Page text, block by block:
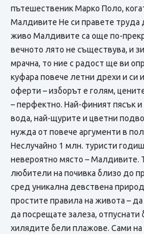
пътешественик Марко Поло,
Малдивите Не си правете труда
живо Малдивите са още по-
вечното лято не съществува, и
мрачна, то ние с радост ще ви
куфара повече летни дрехи и си
оферти – изборът е голям,
– перфектно. Най-финият пясък и
вода, най-щурите и цветни
нужда от повече аргументи в
Неслучайно 1 млн. туристи
невероятно място – Малдивите.
любители на почивка близо до
сред уникална девствена
простите правила на живота –
да посрещате залеза,
хилядите бели плажове. Сами на